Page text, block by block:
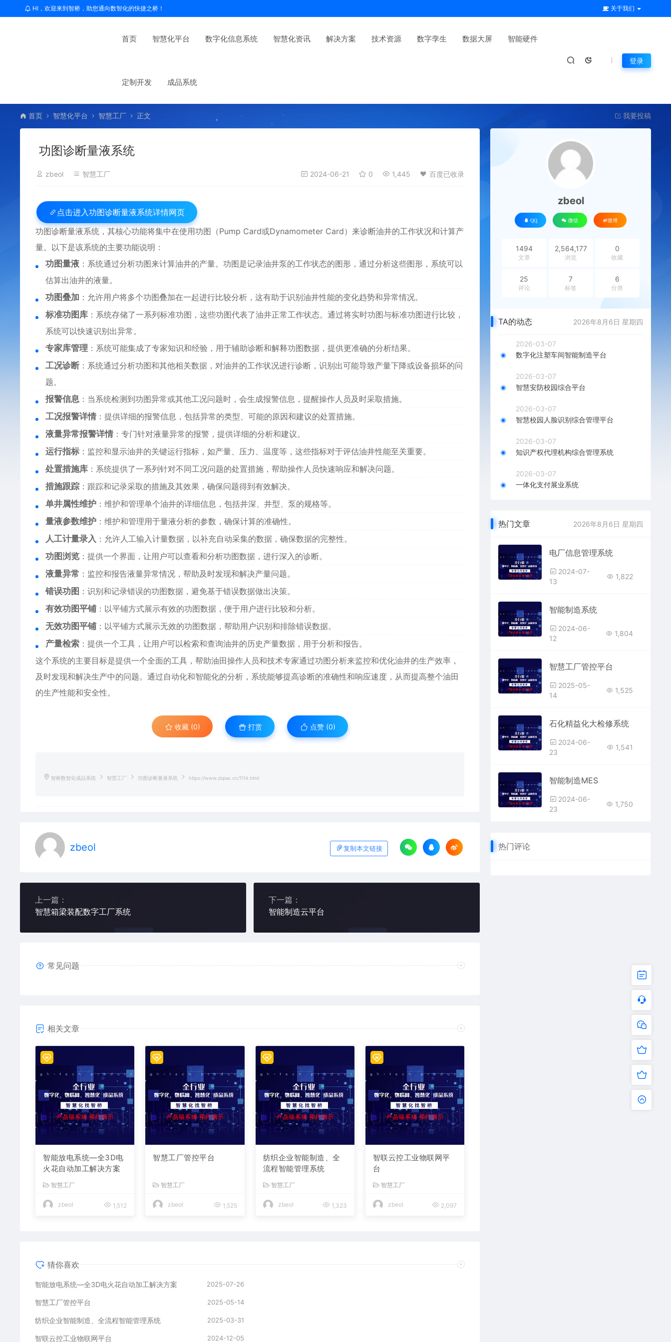
HI，欢迎来到智桥，助您通向数智化的快捷之桥！ 关于我们
首页 智慧化平台 数字化信息系统 智慧化资讯 解决方案 技术资源 数字孪生 数据大屏 智能硬件
定制开发 成品系统
登录
首页 智慧化平台 智慧工厂 正文 我要投稿
功图诊断量液系统
zbeol 智慧工厂 2024-06-21 0 1,445 百度已收录
点击进入 功图诊断量液系统详情网页
功图诊断量液系统，其核心功能将集中在使用功图（Pump Card或Dynamometer Card）来诊断油井的工作状况和计算产
量。以下是该系统的主要功能说明：
功图量液 ：系统通过分析功图来计算油井的产量。功图是记录油井泵的工作状态的图形，通过分析这些图形，系统可以
估算出油井的液量。
功图叠加 ：允许用户将多个功图叠加在一起进行比较分析，这有助于识别油井性能的变化趋势和异常情况。
标准功图库 ：系统存储了一系列标准功图，这些功图代表了油井正常工作状态。通过将实时功图与标准功图进行比较，
系统可以快速识别出异常。
专家库管理 ：系统可能集成了专家知识和经验，用于辅助诊断和解释功图数据，提供更准确的分析结果。
工况诊断 ：系统通过分析功图和其他相关数据，对油井的工作状况进行诊断，识别出可能导致产量下降或设备损坏的问
题。
报警信息 ：当系统检测到功图异常或其他工况问题时，会生成报警信息，提醒操作人员及时采取措施。
工况报警详情 ：提供详细的报警信息，包括异常的类型、可能的原因和建议的处置措施。
液量异常报警详情 ：专门针对液量异常的报警，提供详细的分析和建议。
运行指标 ：监控和显示油井的关键运行指标，如产量、压力、温度等，这些指标对于评估油井性能至关重要。
处置措施库 ：系统提供了一系列针对不同工况问题的处置措施，帮助操作人员快速响应和解决问题。
措施跟踪 ：跟踪和记录采取的措施及其效果，确保问题得到有效解决。
单井属性维护 ：维护和管理单个油井的详细信息，包括井深、井型、泵的规格等。
量液参数维护 ：维护和管理用于量液分析的参数，确保计算的准确性。
人工计量录入 ：允许人工输入计量数据，以补充自动采集的数据，确保数据的完整性。
功图浏览 ：提供一个界面，让用户可以查看和分析功图数据，进行深入的诊断。
液量异常 ：监控和报告液量异常情况，帮助及时发现和解决产量问题。
错误功图 ：识别和记录错误的功图数据，避免基于错误数据做出决策。
有效功图平铺：以平铺方式展示有效的功图数据，便于用户进行比较和分析。
无效功图平铺：以平铺方式展示无效的功图数据，帮助用户识别和排除错误数据。
产量检索 ：提供一个工具，让用户可以检索和查询油井的历史产量数据，用于分析和报告。
这个系统的主要目标是提供一个全面的工具，帮助油田操作人员和技术专家通过功图分析来监控和优化油井的生产效率，
及时发现和解决生产中的问题。通过自动化和智能化的分析，系统能够提高诊断的准确性和响应速度，从而提高整个油田
的生产性能和安全性。
收藏 (0) 打赏 点赞 (0)
智桥数智化成品系统 智慧工厂 功图诊断量液系统 https://www.ziqiao.cn/1114.html
zbeol 复制本文链接
上一篇：
智慧箱梁装配数字工厂系统
下一篇：
智能制造云平台
常见问题
相关文章
智能放电系统—全3D电
火花自动加工解决方案
智慧工厂
zbeol 1,512
智慧工厂管控平台
智慧工厂
zbeol 1,525
纺织企业智能制造、全
流程智能管理系统
智慧工厂
zbeol 1,323
智联云控工业物联网平
台
智慧工厂
zbeol 2,097
猜你喜欢
智能放电系统—全3D电火花自动加工解决方案 2025-07-26
智慧工厂管控平台 2025-05-14
纺织企业智能制造、全流程智能管理系统 2025-03-31
智联云控工业物联网平台 2024-12-05
zbeol
QQ 微信 微博
1494
文章
2,564,177
浏览
0
收藏
25
评论
7
标签
6
分类
TA的动态 2026年8月6日 星期四
2026-03-07
数字化注塑车间智能制造平台
2026-03-07
智慧安防校园综合平台
2026-03-07
智慧校园人脸识别综合管理平台
2026-03-07
知识产权代理机构综合管理系统
2026-03-07
一体化支付展业系统
热门文章 2026年8月6日 星期四
电厂信息管理系统
2024-07-
13
1,822
智能制造系统
2024-06-
12
1,804
智慧工厂管控平台
2025-05-
14
1,525
石化精益化大检修系统
2024-06-
23
1,541
智能制造MES
2024-06-
23
1,750
热门评论